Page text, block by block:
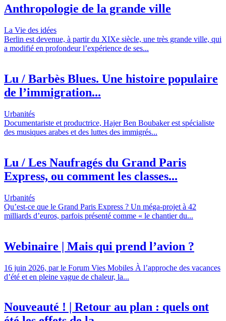
Anthropologie de la grande ville
La Vie des idées
Berlin est devenue, à partir du XIXe siècle, une très grande ville, qui
a modifié en profondeur l’expérience de ses...
Lu / Barbès Blues. Une histoire populaire
de l’immigration...
Urbanités
Documentariste et productrice, Hajer Ben Boubaker est spécialiste
des musiques arabes et des luttes des immigrés...
Lu / Les Naufragés du Grand Paris
Express, ou comment les classes...
Urbanités
Qu’est-ce que le Grand Paris Express ? Un méga-projet à 42
milliards d’euros, parfois présenté comme « le chantier du...
Webinaire | Mais qui prend l’avion ?
16 juin 2026, par le Forum Vies Mobiles À l’approche des vacances
d’été et en pleine vague de chaleur, la...
Nouveauté ! | Retour au plan : quels ont